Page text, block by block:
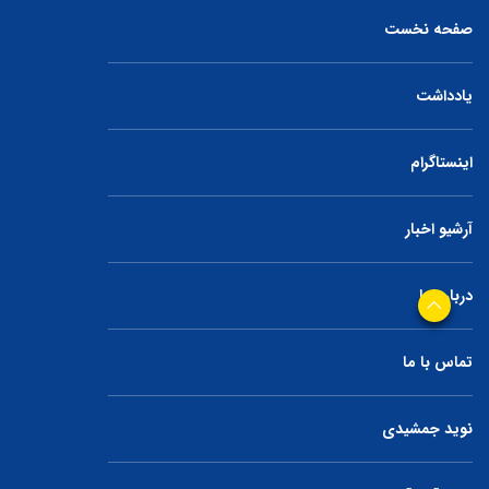
صفحه نخست
یادداشت
اینستاگرام
آرشیو اخبار
درباره ما
تماس با ما
نوید جمشیدی